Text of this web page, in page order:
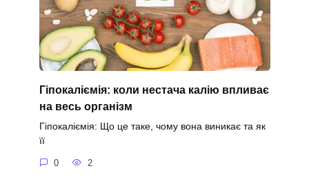
Гіпокаліємія: коли нестача калію впливає
на весь організм
Гіпокаліємія: Що це таке, чому вона виникає та як
її
0 2